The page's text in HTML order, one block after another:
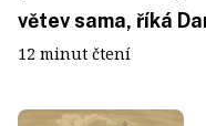
větev sama, říká
12 minut čtení